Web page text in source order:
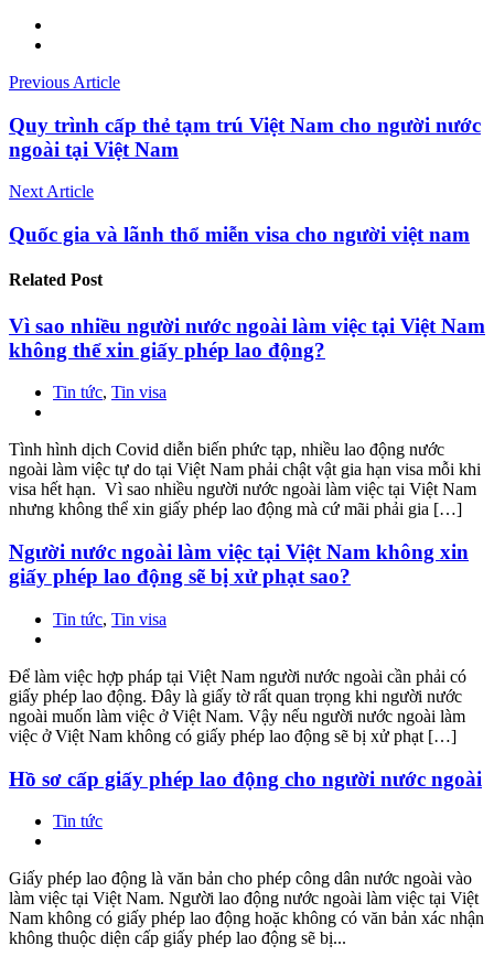
Previous Article
Quy trình cấp thẻ tạm trú Việt Nam cho người nước
ngoài tại Việt Nam
Next Article
Quốc gia và lãnh thổ miễn visa cho người việt nam
Related Post
Vì sao nhiều người nước ngoài làm việc tại Việt Nam
không thể xin giấy phép lao động?
Tin tức, Tin visa
Tình hình dịch Covid diễn biến phức tạp, nhiều lao động nước
ngoài làm việc tự do tại Việt Nam phải chật vật gia hạn visa mỗi khi
visa hết hạn. Vì sao nhiều người nước ngoài làm việc tại Việt Nam
nhưng không thể xin giấy phép lao động mà cứ mãi phải gia […]
Người nước ngoài làm việc tại Việt Nam không xin
giấy phép lao động sẽ bị xử phạt sao?
Tin tức, Tin visa
Để làm việc hợp pháp tại Việt Nam người nước ngoài cần phải có
giấy phép lao động. Đây là giấy tờ rất quan trọng khi người nước
ngoài muốn làm việc ở Việt Nam. Vậy nếu người nước ngoài làm
việc ở Việt Nam không có giấy phép lao động sẽ bị xử phạt […]
Hồ sơ cấp giấy phép lao động cho người nước ngoài
Tin tức
Giấy phép lao động là văn bản cho phép công dân nước ngoài vào
làm việc tại Việt Nam. Người lao động nước ngoài làm việc tại Việt
Nam không có giấy phép lao động hoặc không có văn bản xác nhận
không thuộc diện cấp giấy phép lao động sẽ bị...